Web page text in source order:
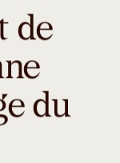
de
du